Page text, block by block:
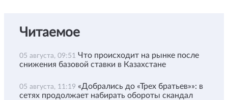
Читаемое
05 августа, 09:51 Что происходит на рынке после
снижения базовой ставки в Казахстане
05 августа, 11:19 «Добрались до «Трех братьев»»: в
сетях продолжает набирать обороты скандал